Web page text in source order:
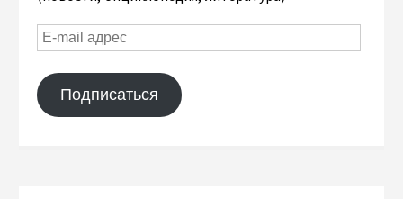
Подписаться